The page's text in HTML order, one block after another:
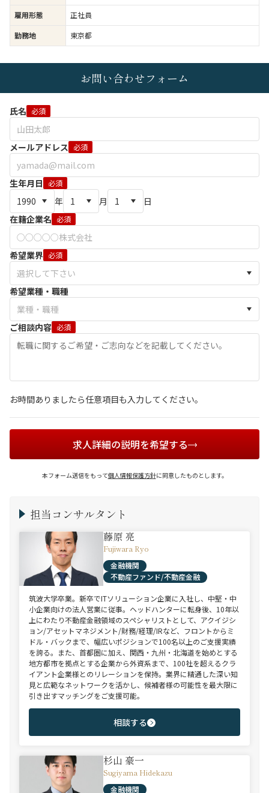
雇用形態
正社員
勤務地
東京都
お問い合わせフォーム
氏名 必須
メールアドレス 必須
生年月日 必須
年 月
日
在籍企業名 必須
希望業界 必須
希望業種・職種
ご相談内容 必須
お時間ありましたら任意項目も入力してください。
求人詳細の説明を希望する
本フォーム送信をもって個人情報保護方針に同意したものとします。
担当コンサルタント
藤原 亮
Fujiwara Ryo
金融機関
不動産ファンド/不動産金融
筑波大学卒業。新卒でITソリューション企業に入社し、中堅・中
小企業向けの法人営業に従事。ヘッドハンターに転身後、10年以
上にわたり不動産金融領域のスペシャリストとして、アクイジシ
ョン/アセットマネジメント/財務/経理/IRなど、フロントからミ
ドル・バックまで、幅広いポジションで100名以上のご支援実績
を誇る。また、首都圏に加え、関西・九州・北海道を始めとする
地方都市を拠点とする企業から外資系まで、100社を超えるクラ
イアント企業様とのリレーションを保持。業界に精通した深い知
見と広範なネットワークを活かし、候補者様の可能性を最大限に
引き出すマッチングをご支援可能。
相談する
杉山 豪一
Sugiyama Hidekazu
金融機関